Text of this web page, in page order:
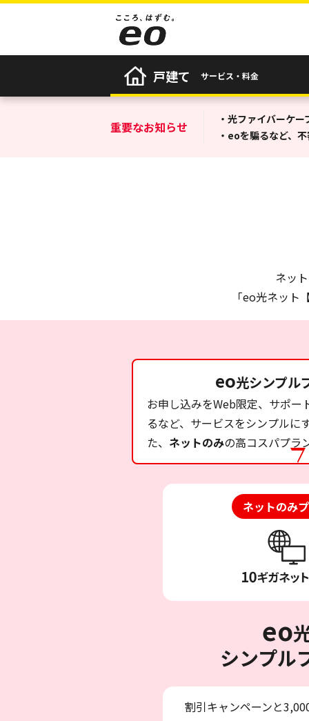
戸建て サービス・料金
重要なお知らせ
・光ファイバーケ
・eoを騙るなど、
ネッ
「eo光ネッ
eo光シンプル
お申し込みをWeb限定、サポー
るなど、サービスをシンプルに
た、 ネットのみの高コスパプラ
ネットのみ
eo
シンプル
割引キャンペーンと